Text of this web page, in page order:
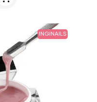
INGINAILS